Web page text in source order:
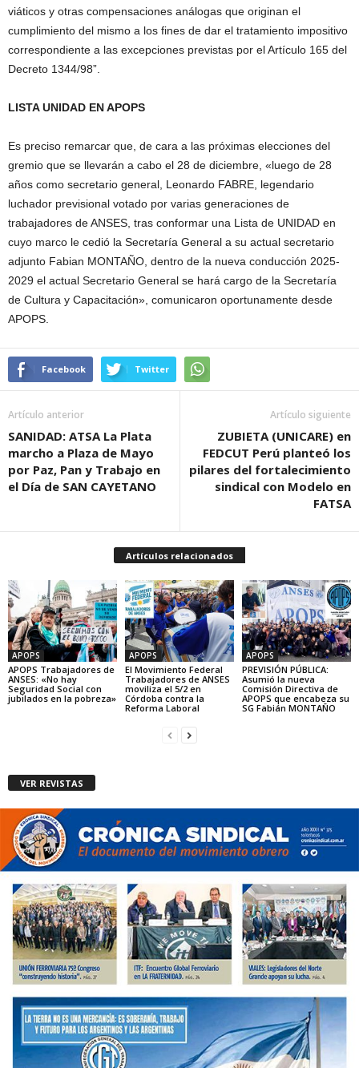
viáticos y otras compensaciones análogas que originan el
cumplimiento del mismo a los fines de dar el tratamiento impositivo
correspondiente a las excepciones previstas por el Artículo 165 del
Decreto 1344/98”.
LISTA UNIDAD EN APOPS
Es preciso remarcar que, de cara a las próximas elecciones del
gremio que se llevarán a cabo el 28 de diciembre, «luego de 28
años como secretario general, Leonardo FABRE, legendario
luchador previsional votado por varias generaciones de
trabajadores de ANSES, tras conformar una Lista de UNIDAD en
cuyo marco le cedió la Secretaría General a su actual secretario
adjunto Fabian MONTAÑO, dentro de la nueva conducción 2025-
2029 el actual Secretario General se hará cargo de la Secretaría
de Cultura y Capacitación», comunicaron oportunamente desde
APOPS.
Facebook Twitter
Artículo anterior
SANIDAD: ATSA La Plata
marcho a Plaza de Mayo
por Paz, Pan y Trabajo en
el Día de SAN CAYETANO
Artículo siguiente
ZUBIETA (UNICARE) en
FEDCUT Perú planteó los
pilares del fortalecimiento
sindical con Modelo en
FATSA
Artículos relacionados
APOPS
APOPS Trabajadores de
ANSES: «No hay
Seguridad Social con
jubilados en la pobreza»
APOPS
El Movimiento Federal
Trabajadores de ANSES
moviliza el 5/2 en
Córdoba contra la
Reforma Laboral
APOPS
PREVISIÓN PÚBLICA:
Asumió la nueva
Comisión Directiva de
APOPS que encabeza su
SG Fabián MONTAÑO
VER REVISTAS